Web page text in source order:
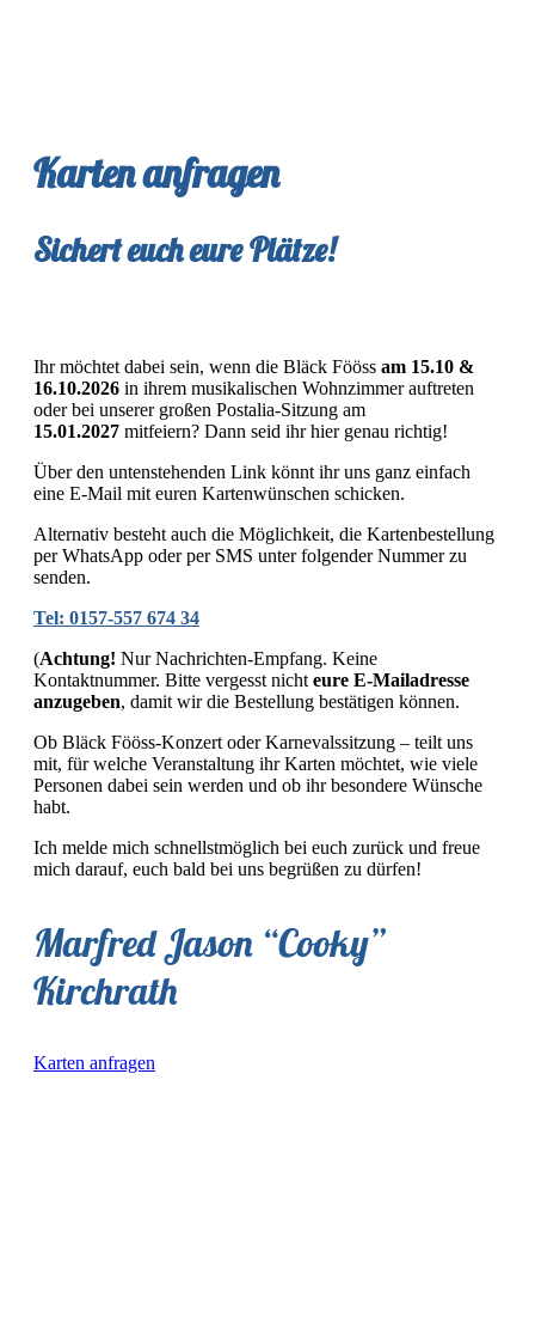
Karten anfragen
Sichert euch eure Plätze!
Ihr möchtet dabei sein, wenn die Bläck Fööss am 15.10 &
16.10.2026 in ihrem musikalischen Wohnzimmer auftreten
oder bei unserer großen Postalia-Sitzung am
15.01.2027 mitfeiern? Dann seid ihr hier genau richtig!
Über den untenstehenden Link könnt ihr uns ganz einfach
eine E-Mail mit euren Kartenwünschen schicken.
Alternativ besteht auch die Möglichkeit, die Kartenbestellung
per WhatsApp oder per SMS unter folgender Nummer zu
senden.
Tel: 0157-557 674 34
(Achtung! Nur Nachrichten-Empfang. Keine
Kontaktnummer. Bitte vergesst nicht eure E-Mailadresse
anzugeben, damit wir die Bestellung bestätigen können.
Ob Bläck Fööss-Konzert oder Karnevalssitzung – teilt uns
mit, für welche Veranstaltung ihr Karten möchtet, wie viele
Personen dabei sein werden und ob ihr besondere Wünsche
habt.
Ich melde mich schnellstmöglich bei euch zurück und freue
mich darauf, euch bald bei uns begrüßen zu dürfen!
Marfred Jason “Cooky”
Kirchrath
Karten anfragen